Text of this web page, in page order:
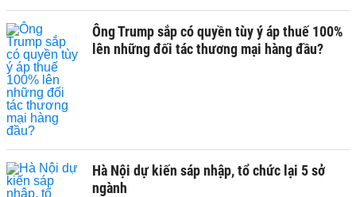
Ông Trump sắp có quyền tùy ý áp thuế 100%
lên những đối tác thương mại hàng đầu?
Hà Nội dự kiến sáp nhập, tổ chức lại 5 sở
ngành